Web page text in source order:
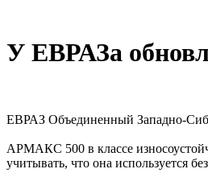
У ЕВРАЗа
ЕВРАЗ Объединенный Западно-
АРМАКС 500 в классе
учитывать, что она используется